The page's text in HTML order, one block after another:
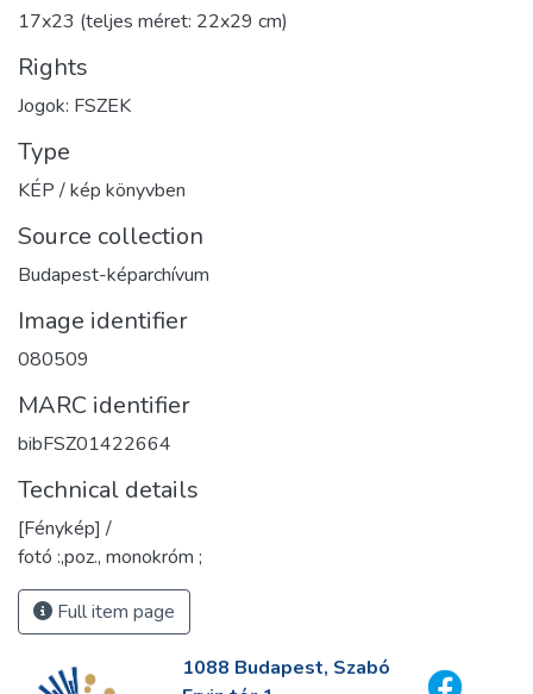
17x23 (teljes méret: 22x29 cm)
Rights
Jogok: FSZEK
Type
KÉP / kép könyvben
Source collection
Budapest-képarchívum
Image identifier
080509
MARC identifier
bibFSZ01422664
Technical details
[Fénykép] /
fotó :,poz., monokróm ;
Full item page
1088 Budapest, Szabó